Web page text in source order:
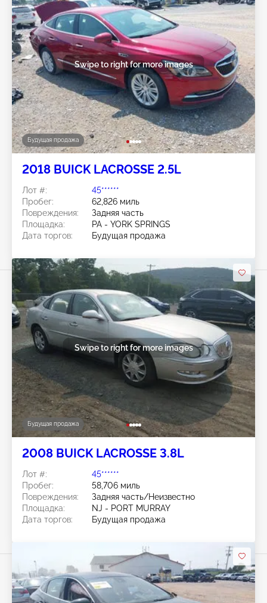
Будущая продажа
Swipe to right for more images
2018 BUICK LACROSSE 2.5L
Лот #:
45******
Пробег:
62,826 миль
Повреждения:
Задняя часть
Площадка:
PA - YORK SPRINGS
Дата торгов:
Будущая продажа
Будущая продажа
Swipe to right for more images
2008 BUICK LACROSSE 3.8L
Лот #:
45******
Пробег:
58,706 миль
Повреждения:
Задняя часть/Неизвестно
Площадка:
NJ - PORT MURRAY
Дата торгов:
Будущая продажа